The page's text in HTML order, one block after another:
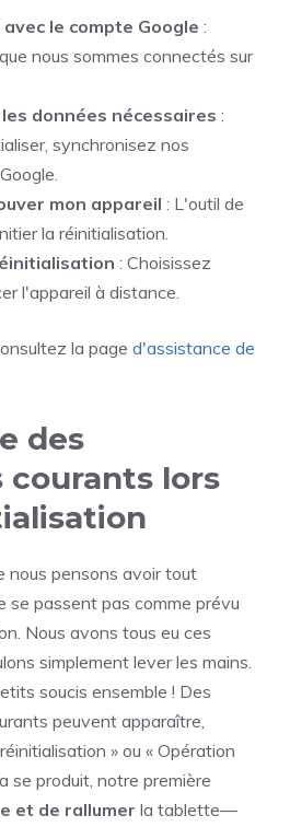
le compte Google :
nous sommes connectés sur
données nécessaires :
synchronisez nos
mon appareil : L'outil de
la réinitialisation.
: Choisissez
l'appareil à distance.
la page d'assistance de
des
courants lors
nous pensons avoir tout
se passent pas comme prévu
Nous avons tous eu ces
simplement lever les mains.
soucis ensemble ! Des
peuvent apparaître,
» ou « Opération
se produit, notre première
et de rallumer la tablette—